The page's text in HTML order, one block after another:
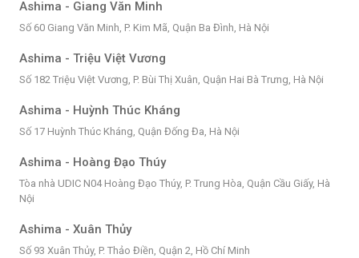
Ashima - Giang Văn Minh
Số 60 Giang Văn Minh, P. Kim Mã, Quận Ba Đình, Hà Nội
Ashima - Triệu Việt Vương
Số 182 Triệu Việt Vương, P. Bùi Thị Xuân, Quận Hai Bà Trưng, Hà Nội
Ashima - Huỳnh Thúc Kháng
Số 17 Huỳnh Thúc Kháng, Quận Đống Đa, Hà Nội
Ashima - Hoàng Đạo Thúy
Tòa nhà UDIC N04 Hoàng Đạo Thúy, P. Trung Hòa, Quận Cầu Giấy, Hà
Nội
Ashima - Xuân Thủy
Số 93 Xuân Thủy, P. Thảo Điền, Quận 2, Hồ Chí Minh